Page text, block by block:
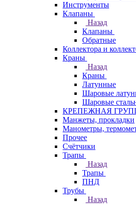
Инструменты
Клапаны
Назад
Клапаны
Обратные
Коллектора и
Краны
Назад
Краны
Латунные
Шаровые
Шаровые
КРЕПЕЖНАЯ
Манжеты, прокладки
Манометры,
Прочее
Счётчики
Трапы
Назад
Трапы
ПНД
Трубы
Назад